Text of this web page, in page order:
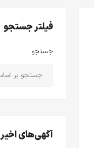
فیلتر جستجو
جستجو
آگهی‌های اخیر